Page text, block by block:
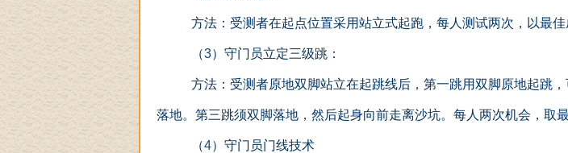
方法：受测者在起点位置采用站立式起跑，每人测试两次，以最佳
（3）守门员立定三级跳：
方法：受测者原地双脚站立在起跳线后，第一跳用双脚原地起跳
落地。第三跳须双脚落地，然后起身向前走离沙坑。每人两次机会，取最
（4）守门员门线技术